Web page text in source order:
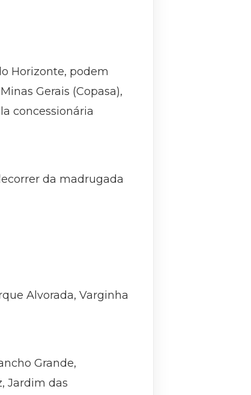
Horizonte, podem
Gerais (Copasa),
concessionária
da madrugada
Alvorada, Varginha
Grande,
Jardim das